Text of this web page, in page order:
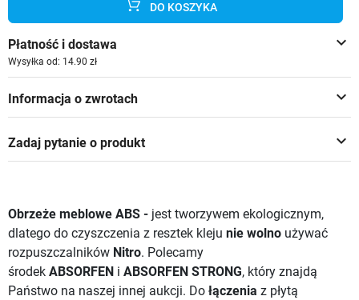
DO KOSZYKA
keyboard_arrow_down
Płatność i dostawa
Wysyłka od: 14.90 zł
keyboard_arrow_down
Informacja o zwrotach
keyboard_arrow_down
Zadaj pytanie o produkt
Obrzeże meblowe ABS - jest tworzywem ekologicznym,
dlatego do czyszczenia z resztek kleju nie wolno używać
rozpuszczalników Nitro. Polecamy
środek ABSORFEN i ABSORFEN STRONG, który znajdą
Państwo na naszej innej aukcji. Do łączenia z płytą